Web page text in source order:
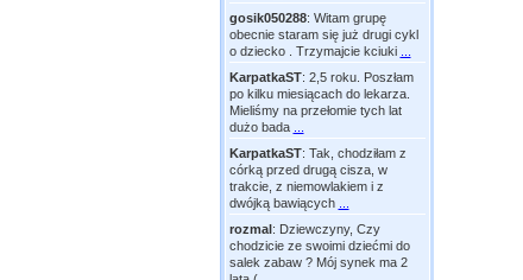
gosik050288: Witam grupę
obecnie staram się już drugi cykl
o dziecko . Trzymajcie kciuki
KarpatkaST: 2,5 roku. Poszłam
po kilku miesiącach do lekarza.
Mieliśmy na przełomie tych lat
dużo bada
KarpatkaST: Tak, chodziłam z
córką przed drugą cisza, w
trakcie, z niemowlakiem i z
dwójką bawiących
rozmal: Dziewczyny, Czy
chodzicie ze swoimi dziećmi do
salek zabaw ? Mój synek ma 2